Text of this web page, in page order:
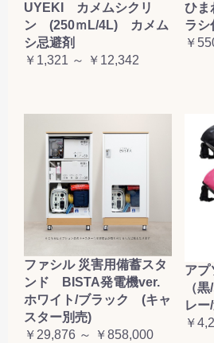
UYEKI カメムシクリ
ン (250ｍL/4L) カメム
シ忌避剤
￥1,321 ～ ￥12,342
ひ
ラシ
￥
ファシル 災害用備蓄スタ
ンド BISTA発電機ver.
ホワイト/ブラック (キャ
スター別売)
￥29,876 ～ ￥858,000
ア
（
レー
￥